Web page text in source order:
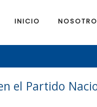
INICIO
el Partido